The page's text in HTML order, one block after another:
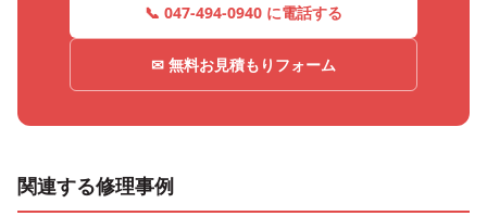
📞 047-494-0940 に電話する
✉ 無料お見積もりフォーム
関連する修理事例